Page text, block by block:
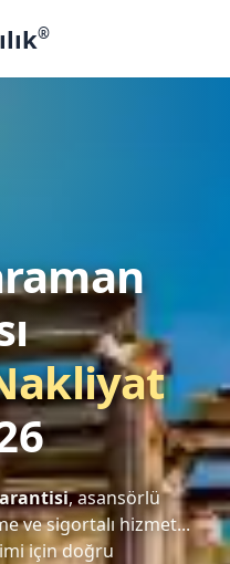
®
, asansörlü
ve sigortalı hizmet...
için doğru